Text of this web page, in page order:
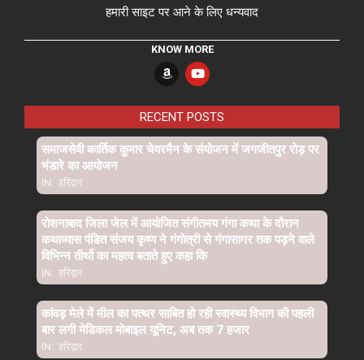
हमारी साइट पर आने के लिए धन्यवाद
KNOW MORE
RECENT POSTS
समाजसेवी कार्तिक कुमार चेयरमैन के संयोजन में जगजीतपुर रोड़ पर
भंडारे का आयोजन
IN: हरिद्वार
रोशनाबाद जिला जेल में आयोजित संगीतमय गंगा कथा के दौरान
कथाव्यास पंडित संजय कृष्ण ने गंगोत्री से गंगासागर तक पड़ने वाले
विभिन्न तीर्थो का महत्व बताते हुए कहा कि
IN: हरिद्वार
कांवड़ मेले में मील का पत्थर साबित हो रही स्वास्थ्य विभाग की पहली
बार लगी मेडिकल मोबाइल यूनिट, अब तक 7 हजार
IN: हरिद्वार